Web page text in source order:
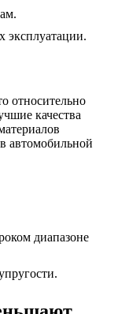
эксплуатации.
относительно
качества
автомобильной
диапазоне